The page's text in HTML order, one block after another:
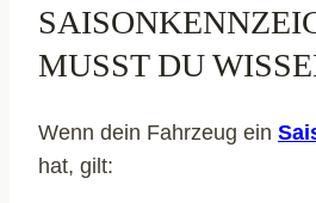
MUSST DU
Wenn dein Fahrzeug ein
hat, gilt: